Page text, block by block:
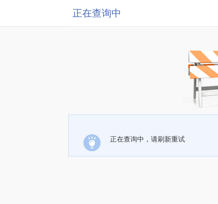
正在查询中
正在查询中，请刷新重试